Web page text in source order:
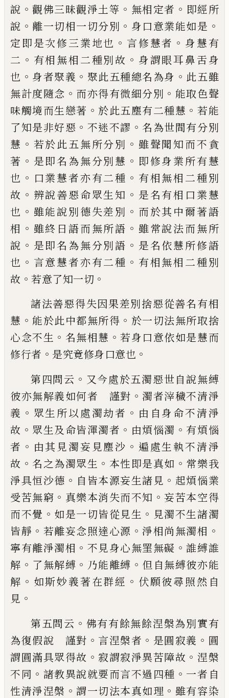
說 。觀佛三昧觀淨土等 。 無相定者 。 即經所
說 。 離一切相一切分別 。 身口意業能如是 。
定即是次修三業地也 。 言修慧者 。 身慧有
二 。 有相無相二種別故 。 身謂眼耳鼻舌身
也 。 身者聚義 。 聚此五種總名為身 。 此五雖
無計度隨念 。 而亦得有微細分別 。 能取色聲
味觸境而生戀著 。 於此五塵有二種慧 。 若能
了知是非好惡 。 不迷不謬 。名為世間有分別
慧 。 若於此五無所分別 。 雖聲聞知而不貪
著 。 是即名為無分別慧 。 即修身業所有慧
也 。 口業慧者亦有二種 。 有相無相二種別
故 。 辨說善惡命眾生知 。 是名有相口業慧
也 。 雖能說別德失差別 。 而於其 中爾著語
相 。 雖終日語而無所語 。 雖常說法而無所
說 。 是即名為無分別語 。 是名依慧所修語
也 。 言意慧者亦有二種 。 有相無相二種別
故 。 若意了知一切 。
諸法善惡得失因果差別捨惡從善名有相
慧 。 能於此中都無所得 。 於一切法無所取捨
心念不生 。 名無相慧 。若身口意依如是慧而
修行者 。 是究竟修身口意也 。
第四問云 。 又今處於五濁惡世自說無縛
彼亦無解義如何者 謹對 。 濁者滓穢不清淨
義 。 眾生所以處濁劫者 。 由自身命不清淨
故 。 眾生及命皆渾濁者 。 由煩惱濁 。 有煩惱
者 。 由其見濁妄見塵沙 。 遍處生執不清淨
故 。名之為濁眾生 。 本性即是真如 。 常樂我
淨具恒沙德 。 自皆本源妄生諸見 。 起煩惱業
受苦無窮 。 真樂本消失而不知 。妄苦本空得
而不覺 。 如是一切皆從見生 。 見濁不生諸濁
皆靜 。 若離妄念照達心源 。淨相尚無濁相 。
寧有離淨濁相 。 不見身心無罣無礙 。誰縛誰
解 。 了無解縛 。 乃能離縛 。 但自無縛彼亦能
解 。 如斯妙義著在群經 。 伏願彼尋照然自
見 。
第五問云 。 佛有有餘無餘涅槃為別實有
為復假說 謹對 。 言涅槃者 。 是圓寂義 。 圓
謂圓滿具眾得故 。 寂謂寂淨異苦障故 。 涅槃
不同 。 諸教異說就要而言不過四種 。 一者自
性清淨涅槃 。謂一切法本真如理 。 雖有容染